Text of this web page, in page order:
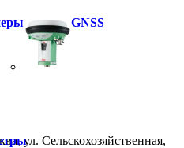
ул. Сельскохозяйственная,
GNSS